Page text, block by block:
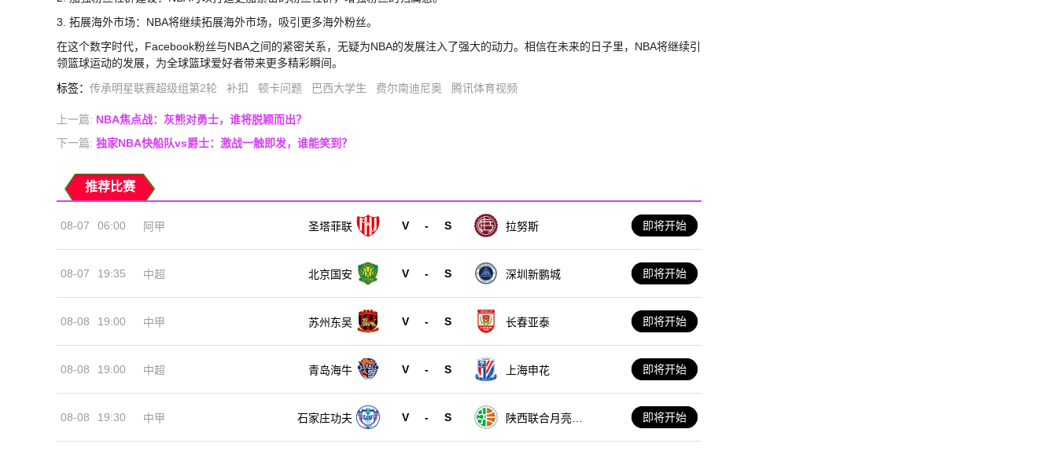
3. 拓展海外市场：NBA将继续拓展海外市场，吸引更多海外粉丝。
在这个数字时代，Facebook粉丝与NBA之间的紧密关系，无疑为NBA的发展注入了强大的动力。相信在未来的日子里，NBA将继续引
领篮球运动的发展，为全球篮球爱好者带来更多精彩瞬间。
标签： 传承明星联赛超级组第2轮 补扣 顿卡问题 巴西大学生 费尔南迪尼奥 腾讯体育视频
上一篇: NBA焦点战：灰熊对勇士，谁将脱颖而出？
下一篇: 独家NBA快船队vs爵士：激战一触即发，谁能笑到？
推荐比赛
08-07 06:00 阿甲 圣塔菲联 V - S 拉努斯 即将开始
08-07 19:35 中超 北京国安 V - S 深圳新鹏城 即将开始
08-08 19:00 中甲 苏州东吴 V - S 长春亚泰 即将开始
08-08 19:00 中超 青岛海牛 V - S 上海申花 即将开始
08-08 19:30 中甲 石家庄功夫 V - S
陕西联合月亮泊
即将开始